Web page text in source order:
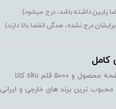
پایین داشته باشد، درج میشود)
درج نشده، همگی انقضا بالا دارند)
کامل
محبوب ترین برند های خارجی و ایرانی